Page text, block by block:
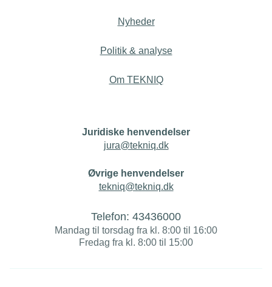
Nyheder
Politik & analyse
Om TEKNIQ
Juridiske henvendelser
jura@tekniq.dk
Øvrige henvendelser
tekniq@tekniq.dk
Telefon: 43436000
Mandag til torsdag fra kl. 8:00 til 16:00
Fredag fra kl. 8:00 til 15:00